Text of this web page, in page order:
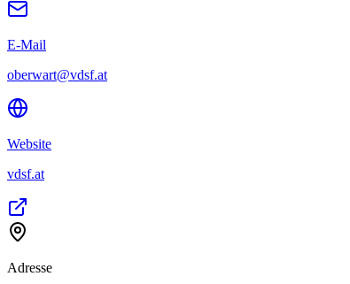
E-Mail
oberwart@vdsf.at
Website
vdsf.at
Adresse